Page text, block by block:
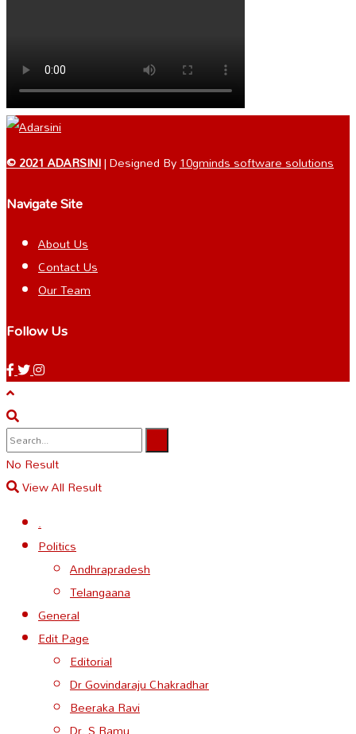
© 2021 ADARSINI| Designed By10gminds software solutions
Navigate Site
About Us
Contact Us
Our Team
Follow Us
No Result
View All Result
.
Politics
Andhrapradesh
Telangaana
General
Edit Page
Editorial
Dr Govindaraju Chakradhar
Beeraka Ravi